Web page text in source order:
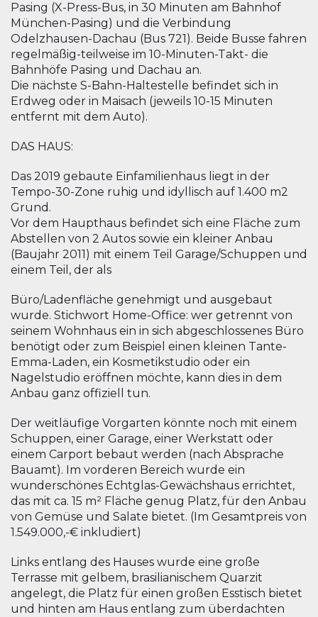
Pasing (X-Press-Bus, in 30 Minuten am Bahnhof
München-Pasing) und die Verbindung
Odelzhausen-Dachau (Bus 721). Beide Busse fahren
regelmäßig-teilweise im 10-Minuten-Takt- die
Bahnhöfe Pasing und Dachau an.
Die nächste S-Bahn-Haltestelle befindet sich in
Erdweg oder in Maisach (jeweils 10-15 Minuten
entfernt mit dem Auto).
DAS HAUS:
Das 2019 gebaute Einfamilienhaus liegt in der
Tempo-30-Zone ruhig und idyllisch auf 1.400 m2
Grund.
Vor dem Haupthaus befindet sich eine Fläche zum
Abstellen von 2 Autos sowie ein kleiner Anbau
(Baujahr 2011) mit einem Teil Garage/Schuppen und
einem Teil, der als
Büro/Ladenfläche genehmigt und ausgebaut
wurde. Stichwort Home-Office: wer getrennt von
seinem Wohnhaus ein in sich abgeschlossenes Büro
benötigt oder zum Beispiel einen kleinen Tante-
Emma-Laden, ein Kosmetikstudio oder ein
Nagelstudio eröffnen möchte, kann dies in dem
Anbau ganz offiziell tun.
Der weitläufige Vorgarten könnte noch mit einem
Schuppen, einer Garage, einer Werkstatt oder
einem Carport bebaut werden (nach Absprache
Bauamt). Im vorderen Bereich wurde ein
wunderschönes Echtglas-Gewächshaus errichtet,
das mit ca. 15 m² Fläche genug Platz, für den Anbau
von Gemüse und Salate bietet. (Im Gesamtpreis von
1.549.000,-€ inkludiert)
Links entlang des Hauses wurde eine große
Terrasse mit gelbem, brasilianischem Quarzit
angelegt, die Platz für einen großen Esstisch bietet
und hinten am Haus entlang zum überdachten